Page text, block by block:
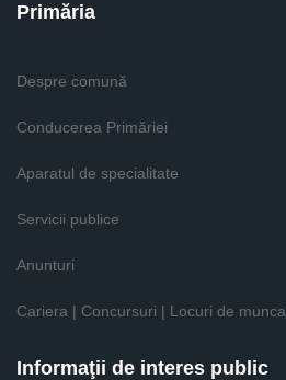
Primăria
Despre comună
Conducerea Primăriei
Aparatul de specialitate
Servicii publice
Anunturi
Cariera | Concursuri | Locuri de munca
Informaţii de interes public